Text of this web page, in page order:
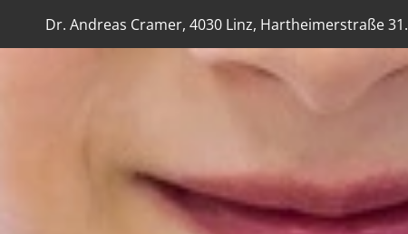
Dr. Andreas Cramer, 4030 Linz, Hartheimerstraße 31.